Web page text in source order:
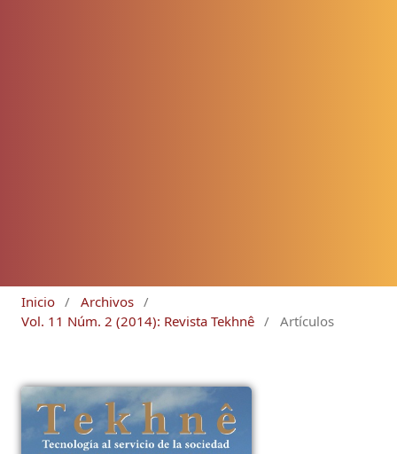
Inicio / Archivos /
Vol. 11 Núm. 2 (2014): Revista Tekhnê / Artículos